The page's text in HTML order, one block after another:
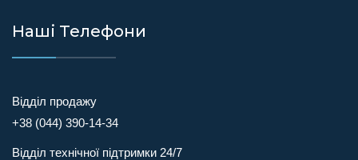
Наші Телефони
Відділ продажу
+38 (044) 390-14-34
Відділ технічної підтримки 24/7